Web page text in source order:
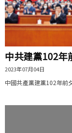
中共建黨102年
2023年07月04日
中國共產黨建黨102年前